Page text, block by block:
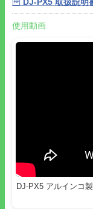
●電池の持ち時間は
チウムイオンバッテ
DJ-PX31
ーズの特定小電力
プ番号、機能を合
●設定内容や電池残
使用動画
DJ-PX5 アルインコ